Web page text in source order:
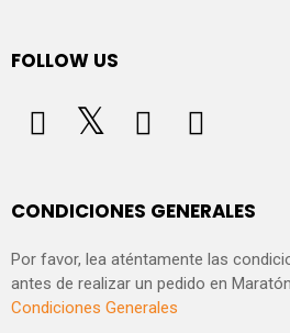
FOLLOW US
CONDICIONES GENERALES
Por favor, lea aténtamente las
antes de realizar un pedido en
Condiciones Generales